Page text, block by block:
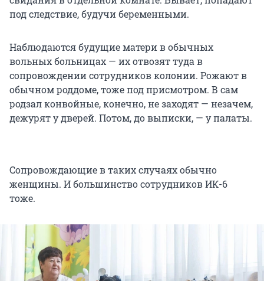
под следствие, будучи беременными.
Наблюдаются будущие матери в обычных
вольных больницах — их отвозят туда в
сопровождении сотрудников колонии. Рожают в
обычном роддоме, тоже под присмотром. В сам
родзал конвойные, конечно, не заходят — незачем,
дежурят у дверей. Потом, до выписки, — у палаты.
Сопровождающие в таких случаях обычно
женщины. И большинство сотрудников ИК-6
тоже.